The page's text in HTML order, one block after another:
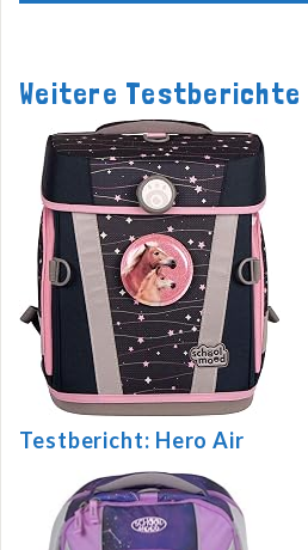
Weitere Testberichte
Testbericht: Hero Air